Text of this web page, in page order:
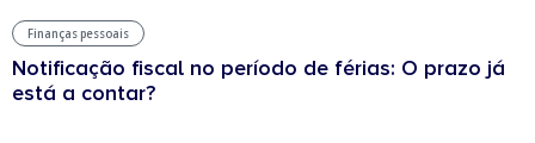
Finanças pessoais
Notificação fiscal no período de férias: O prazo já
está a contar?